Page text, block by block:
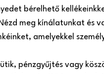
bérelhető
meg kínálatunkat és
amelyekkel
pénzgyűjtés vagy